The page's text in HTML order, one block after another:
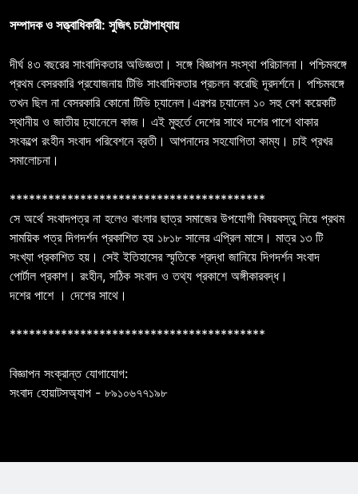
সম্পাদক ও সত্ত্বাধিকারী: সুজিৎ চট্টোপাধ্যায়
দীর্ঘ ৪৩ বছরের সাংবাদিকতার অভিজ্ঞতা। সঙ্গে বিজ্ঞাপন সংস্থা পরিচালনা। পশ্চিমবঙ্গে
প্রথম বেসরকারি প্রযোজনায় টিভি সাংবাদিকতার প্রচলন করেছি দূরদর্শনে। পশ্চিমবঙ্গে
তখন ছিল না বেসরকারি কোনো টিভি চ্যানেল।এরপর চ্যানেল ১০ সহু বেশ কয়েকটি
স্থানীয় ও জাতীয় চ্যানেলে কাজ। এই মুহুর্তে দেশের সাথে দশের পাশে থাকার
সংকল্পে রংহীন সংবাদ পরিবেশনে ব্রতী। আপনাদের সহযোগিতা কাম্য। চাই প্রখর
সমালোচনা।
****************************************
সে অর্থে সংবাদপত্র না হলেও বাংলার ছাত্র সমাজের উপযোগী বিষয়বস্তু নিয়ে প্রথম
সাময়িক পত্র দিগদর্শন প্রকাশিত হয় ১৮১৮ সালের এপ্রিল মাসে। মাত্র ১৩ টি
সংখ্যা প্রকাশিত হয়। সেই ইতিহাসের স্মৃতিকে শ্রদ্ধা জানিয়ে দিগদর্শন সংবাদ
পোর্টাল প্রকাশ। রংহীন, সঠিক সংবাদ ও তথ্য প্রকাশে অঙ্গীকারবদ্ধ।
দশের পাশে । দেশের সাথে।
****************************************
বিজ্ঞাপন সংক্রান্ত যোগাযোগ:
সংবাদ হোয়াটসঅ্যাপ - ৮৯১০৬৭৭১৯৮